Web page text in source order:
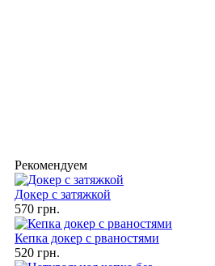
Рекомендуем
Докер с затяжкой
570 грн.
Кепка докер с рваностями
520 грн.